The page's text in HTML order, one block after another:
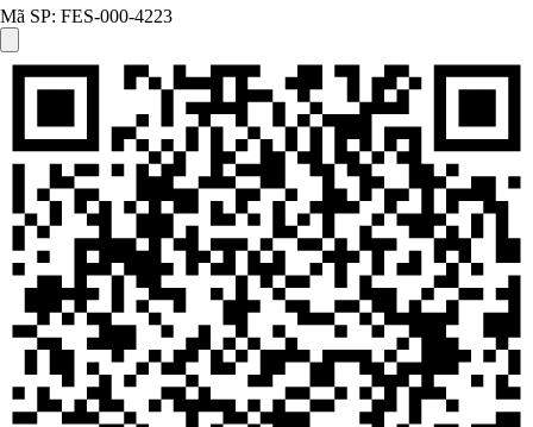
Mã SP: FES-000-4223